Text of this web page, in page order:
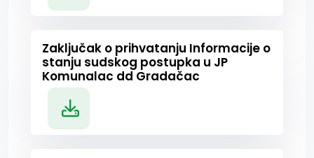
Zaključak o prihvatanju Informacije o
stanju sudskog postupka u JP
Komunalac dd Gradačac